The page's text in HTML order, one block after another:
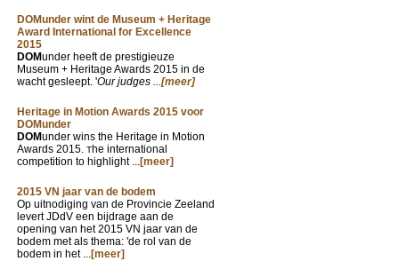
DOMunder wint de Museum + Heritage
Award International for Excellence
2015
DOMunder heeft de prestigieuze
Museum + Heritage Awards 2015 in de
wacht gesleept. 'Our judges ...[meer]
Heritage in Motion Awards 2015 voor
DOMunder
DOMunder wins the Heritage in Motion
Awards 2015. The international
competition to highlight ...[meer]
2015 VN jaar van de bodem
Op uitnodiging van de Provincie Zeeland
levert JDdV een bijdrage aan de
opening van het 2015 VN jaar van de
bodem met als thema: 'de rol van de
bodem in het ...[meer]